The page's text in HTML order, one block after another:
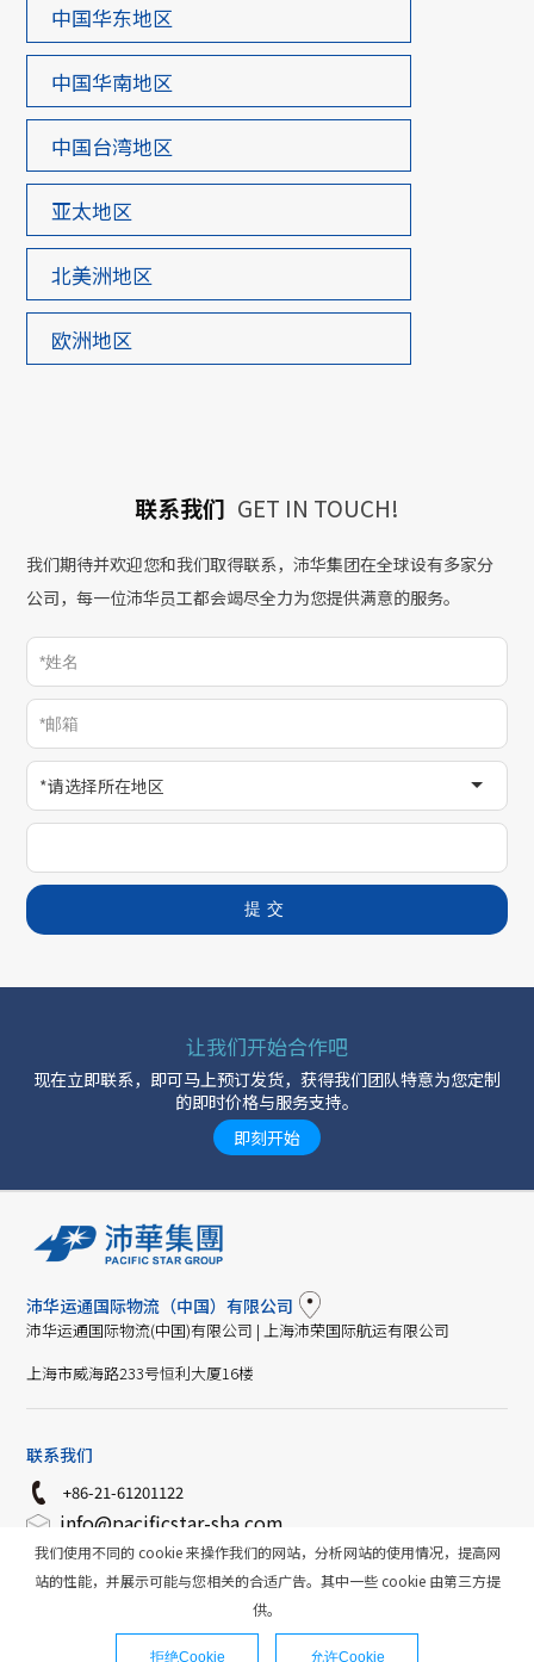
中国华东地区
中国华南地区
中国台湾地区
亚太地区
北美洲地区
欧洲地区
联系我们 GET IN TOUCH!
我们期待并欢迎您和我们取得联系，沛华集团在全球设有多家分
公司，每一位沛华员工都会竭尽全力为您提供满意的服务。
*请选择所在地区
提交
让我们开始合作吧
现在立即联系，即可马上预订发货，获得我们团队特意为您定制
的即时价格与服务支持。
即刻开始
沛华运通国际物流（中国）有限公司
沛华运通国际物流(中国)有限公司 | 上海沛荣国际航运有限公司
上海市威海路233号恒利大厦16楼
联系我们
+86-21-61201122
info@pacificstar-sha.com
https://www.pacificstar-china.com/
Copyright © 沛华集团. All rights reserved. 权利声明
沪ICP备2020032847号-1
我们使用不同的 cookie 来操作我们的网站，分析网站的使用情况，提高网
站的性能，并展示可能与您相关的合适广告。其中一些 cookie 由第三方提
供。
拒绝Cookie 允许Cookie